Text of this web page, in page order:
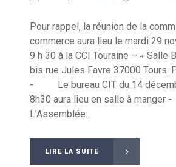
Pour rappel, la réunion de la
commerce aura lieu le mardi 29
9 h 30 à la CCI Touraine – « Salle
bis rue Jules Favre 37000 Tours.
- Le bureau CIT du 14
8h30 aura lieu en salle à
L’Assemblée...
LIRE LA SUITE